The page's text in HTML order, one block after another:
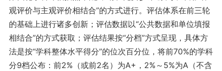
观评价与主观评价相结合”的方式进行。评估体系在前三轮
的基础上进行诸多创新；评估数据以“公共数据和单位填报
相结合”的方式获取；评估结果按“分档”方式呈现，具体方
法是按“学科整体水平得分”的位次百分位，将前70%的学科
分9档公布：前2%（或前2名）为A+，2%～5%为A（不含